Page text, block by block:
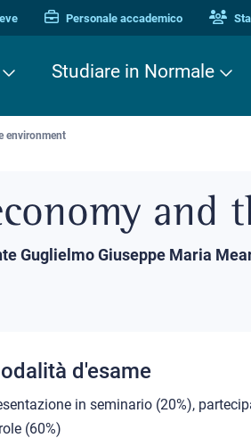
Personale accademico
Studiare in Normale
environment
and
Guglielmo Giuseppe Maria
d'esame
in seminario (20%),
(60%)